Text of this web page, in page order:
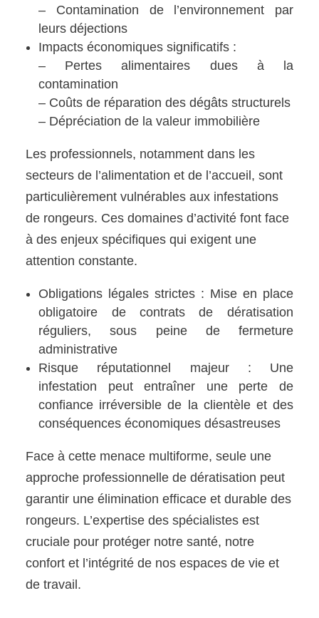
– Contamination de l’environnement par
leurs déjections
Impacts économiques significatifs :
– Pertes alimentaires dues à la
contamination
– Coûts de réparation des dégâts structurels
– Dépréciation de la valeur immobilière
Les professionnels, notamment dans les
secteurs de l’alimentation et de l’accueil, sont
particulièrement vulnérables aux infestations
de rongeurs. Ces domaines d’activité font face
à des enjeux spécifiques qui exigent une
attention constante.
Obligations légales strictes : Mise en place
obligatoire de contrats de dératisation
réguliers, sous peine de fermeture
administrative
Risque réputationnel majeur : Une
infestation peut entraîner une perte de
confiance irréversible de la clientèle et des
conséquences économiques désastreuses
Face à cette menace multiforme, seule une
approche professionnelle de dératisation peut
garantir une élimination efficace et durable des
rongeurs. L’expertise des spécialistes est
cruciale pour protéger notre santé, notre
confort et l’intégrité de nos espaces de vie et
de travail.